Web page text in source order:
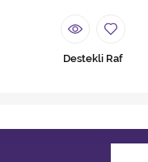
Destekli Raf